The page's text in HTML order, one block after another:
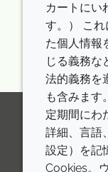
カートにい
す。） こ
た個人情報
じる義務な
法的義務を
も含みます
定期間にわ
詳細、言語
設定）を記
Cookies。